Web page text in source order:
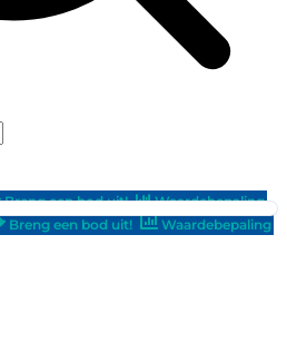
Breng een bod uit!
Waardebepaling
Breng een bod uit! Waardebepaling